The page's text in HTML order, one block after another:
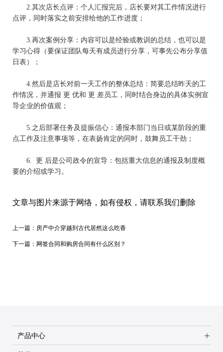
2.其次店长点评：个人汇报完后， 店长要对其工作情况进行
点评，同时落实之前安排给他的工作进度；
3.再次案例分享：内容可以是经验或教训的总结，也可以是
学习心得（要保证团队每天有成员进行分享，可事先公布分享值
日表）；
4.然后是店长对前一天工作的整体总结：简要总结昨天的工
作情况，并通报 更 优和 更 差员工，同时结合身边的具体实例宣
导企业的价值观；
5.之后部署任务及提振信心：通报本部门当日或某阶段的重
点工作及注意事项等，在表扬肯定的同时，鼓舞员工干劲；
6.
更 后是公司政令的宣导：包括重大信息的通报及制度概
要的介绍或学习。
文章与图片来源于网络，如有侵权，请联系我们删除
上一篇： 房产中介穿越到古代居然这么吃香
下一篇： 网签合同和购房合同有什么区别？
产品中心